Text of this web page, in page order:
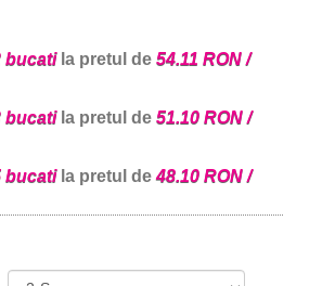
bucatila pretul de 54.11 RON /
bucatila pretul de 51.10 RON /
bucatila pretul de48.10 RON /